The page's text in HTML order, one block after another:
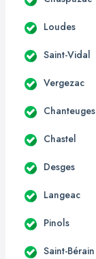
Loudes
Saint-Vidal
Vergezac
Chanteuges
Chastel
Desges
Langeac
Pinols
Saint-Bérain